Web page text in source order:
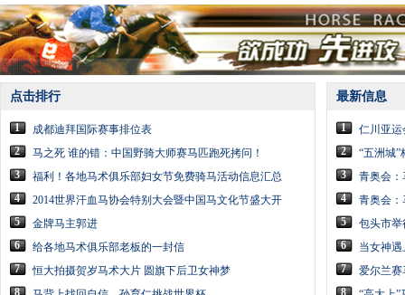
点击排行
1
成都迪拜国际赛事排位表
2
马之死 谁的错：中国野骑大师赛马匹跑死拷问！
3
福利！各地马术俱乐部妇女节免费骑马活动信息汇总
4
2014世界汗血马协会特别大会暨中国马文化节盛大开
5
金牌马主郭进
6
给各地马术俱乐部老板的一封信
7
恒大拍摄贺岁马术大片 圆旗下后卫女神梦
8
最新信息
1
仁川亚
2
“五洲城”
3
青奥会：
4
青奥会：
5
包头市举
6
当女神
7
爱尔兰赛
8